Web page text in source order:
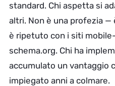
standard. Chi aspetta si
altri. Non è una profezia —
è ripetuto con i siti
schema.org. Chi ha
accumulato un vantaggio
impiegato anni a colmare.